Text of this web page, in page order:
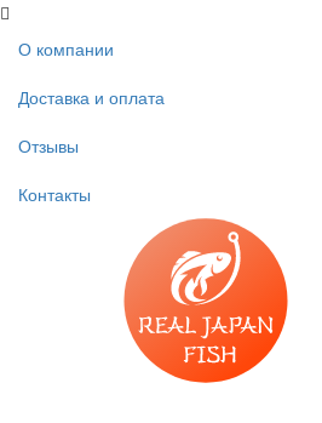
О компании
Доставка и оплата
Отзывы
Контакты